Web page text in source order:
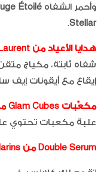
وأحمر الشفاهÉtoilé
Stellar
هدايا الأعياد من Yves Saint Laurent
شفاه ثابتة، مكياج
إيقاع مع أيقونات إيف
مكعّبات Glam Cubes من Benefit Cosmetics
علبة مكعبات تحتوي على 24 مستحضر من بنفت
Double Serum من Clarins